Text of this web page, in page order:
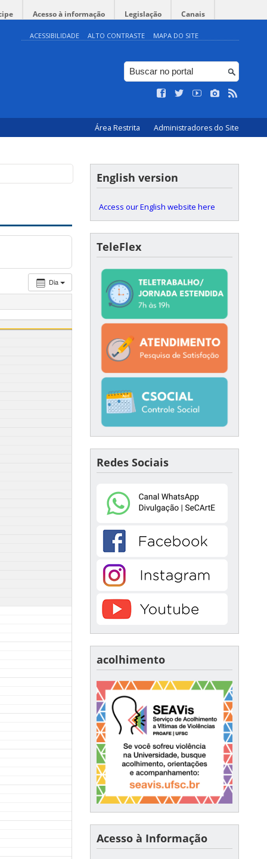
Acesso à informação Legislação Canais
ACESSIBILIDADE ALTO CONTRASTE MAPA DO SITE
Área Restrita Administradores do Site
Dia
English version
Access our English website here
TeleFlex
Redes Sociais
acolhimento
Acesso à Informação